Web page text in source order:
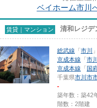
ベイホーム市川
賃貸｜マンション 清和レジデ
総武線 「 市川
京成本線 「 市
京成本線 「 国
千葉県市川市
-
築年数：築42
階数：2階建